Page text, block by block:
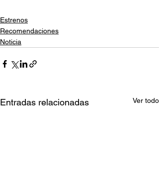
Estrenos
Recomendaciones
Noticia
Entradas relacionadas Ver todo